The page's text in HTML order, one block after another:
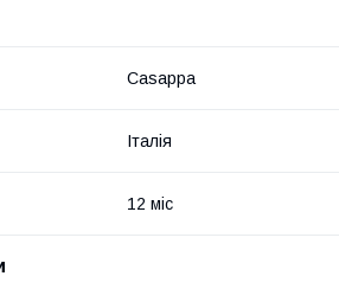
Casappa
Італія
12 міс